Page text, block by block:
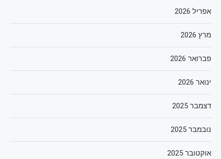
אפריל 2026
מרץ 2026
פברואר 2026
ינואר 2026
דצמבר 2025
נובמבר 2025
אוקטובר 2025